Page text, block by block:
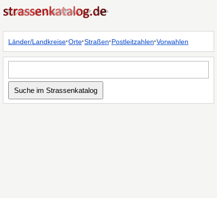
Länder/Landkreise·Orte·Straßen·Postleitzahlen·Vorwahlen